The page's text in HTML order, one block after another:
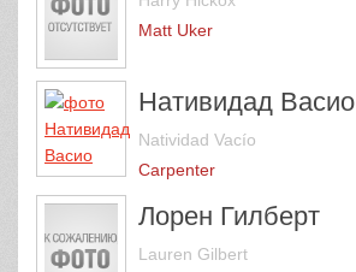
Matt Uker
Нативидад Васио
Natividad Vacío
Carpenter
Лорен Гилберт
Lauren Gilbert